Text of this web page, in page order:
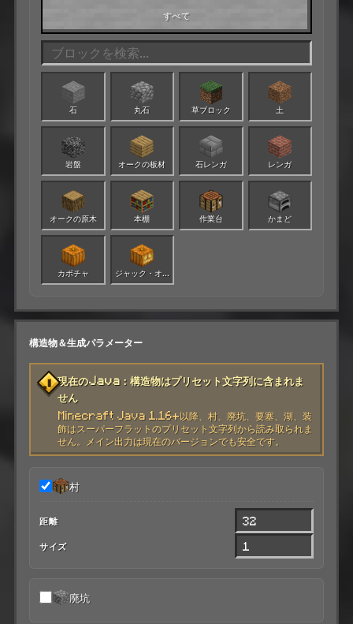
すべて
石 丸石 草ブロック 土
岩盤 オークの板材 石レンガ レンガ
オークの原木 本棚 作業台 かまど
カボチャ ジャック・オ・ランタン
構造物＆生成パラメーター
現在のJava：構造物はプリセット文字列に含まれま
せん
Minecraft Java 1.16+以降、村、廃坑、要塞、湖、装
飾はスーパーフラットのプリセット文字列から読み取られま
せん。メイン出力は現在のバージョンでも安全です。
村
距離
サイズ
廃坑